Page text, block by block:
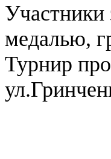
Участники
медалью,
Турнир